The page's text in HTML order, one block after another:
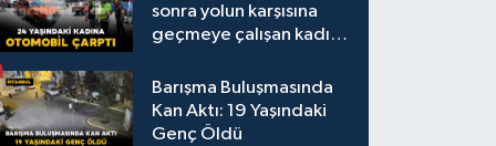
sonra yolun karşısına
geçmeye çalışan kadına
Barışma Buluşmasında
Kan Aktı: 19 Yaşındaki
Genç Öldü